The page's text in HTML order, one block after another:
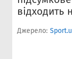
відходить
Джерело: